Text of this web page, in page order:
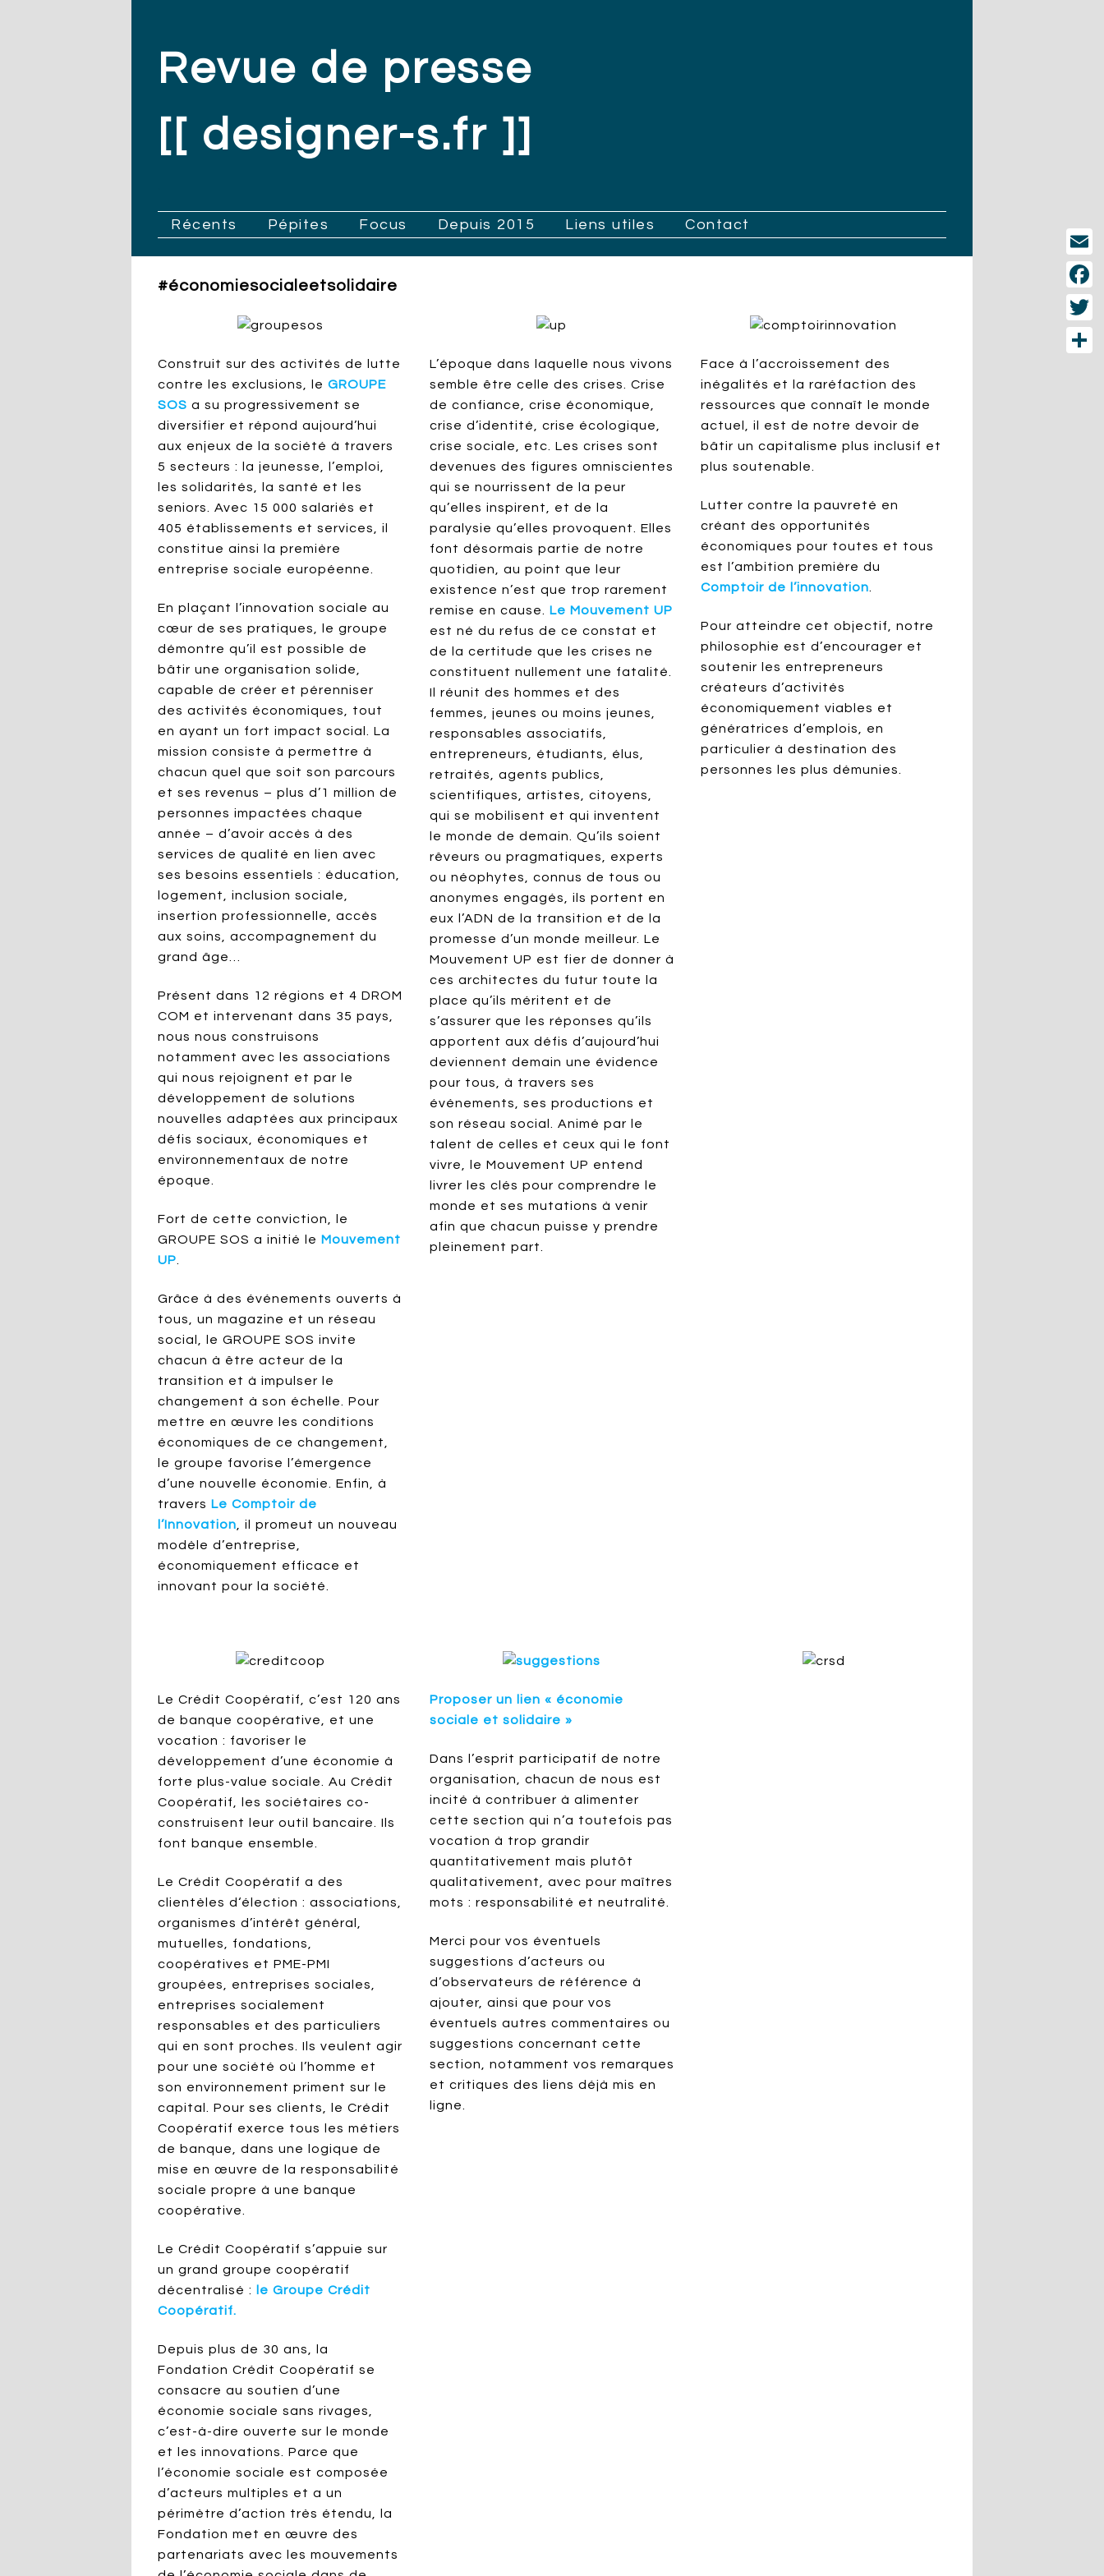
Revue de presse
[[ designer-s.fr ]]
Récents Pépites Focus Depuis 2015 Liens utiles Contact
#économiesocialeetsolidaire
Construit sur des activités de lutte
contre les exclusions, le GROUPE
SOS a su progressivement se
diversifier et répond aujourd’hui
aux enjeux de la société à travers
5 secteurs : la jeunesse, l’emploi,
les solidarités, la santé et les
seniors. Avec 15 000 salariés et
405 établissements et services, il
constitue ainsi la première
entreprise sociale européenne.
En plaçant l’innovation sociale au
cœur de ses pratiques, le groupe
démontre qu’il est possible de
bâtir une organisation solide,
capable de créer et pérenniser
des activités économiques, tout
en ayant un fort impact social. La
mission consiste à permettre à
chacun quel que soit son parcours
et ses revenus – plus d’1 million de
personnes impactées chaque
année – d’avoir accès à des
services de qualité en lien avec
ses besoins essentiels : éducation,
logement, inclusion sociale,
insertion professionnelle, accès
aux soins, accompagnement du
grand âge…
Présent dans 12 régions et 4 DROM
COM et intervenant dans 35 pays,
nous nous construisons
notamment avec les associations
qui nous rejoignent et par le
développement de solutions
nouvelles adaptées aux principaux
défis sociaux, économiques et
environnementaux de notre
époque.
Fort de cette conviction, le
GROUPE SOS a initié le Mouvement
UP
Grâce à des événements ouverts à
tous, un magazine et un réseau
social, le GROUPE SOS invite
chacun à être acteur de la
transition et à impulser le
changement à son échelle. Pour
mettre en œuvre les conditions
économiques de ce changement,
le groupe favorise l’émergence
d’une nouvelle économie. Enfin, à
travers Le Comptoir de
l’Innovation , il promeut un nouveau
modèle d’entreprise,
économiquement efficace et
innovant pour la société.
L’époque dans laquelle nous vivons
semble être celle des crises. Crise
de confiance, crise économique,
crise d’identité, crise écologique,
crise sociale, etc. Les crises sont
devenues des figures omniscientes
qui se nourrissent de la peur
qu’elles inspirent, et de la
paralysie qu’elles provoquent. Elles
font désormais partie de notre
quotidien, au point que leur
existence n’est que trop rarement
remise en cause. Le Mouvement UP
est né du refus de ce constat et
de la certitude que les crises ne
constituent nullement une fatalité.
Il réunit des hommes et des
femmes, jeunes ou moins jeunes,
responsables associatifs,
entrepreneurs, étudiants, élus,
retraités, agents publics,
scientifiques, artistes, citoyens,
qui se mobilisent et qui inventent
le monde de demain. Qu’ils soient
rêveurs ou pragmatiques, experts
ou néophytes, connus de tous ou
anonymes engagés, ils portent en
eux l’ADN de la transition et de la
promesse d’un monde meilleur. Le
Mouvement UP est fier de donner à
ces architectes du futur toute la
place qu’ils méritent et de
s’assurer que les réponses qu’ils
apportent aux défis d’aujourd’hui
deviennent demain une évidence
pour tous, à travers ses
événements, ses productions et
son réseau social. Animé par le
talent de celles et ceux qui le font
vivre, le Mouvement UP entend
livrer les clés pour comprendre le
monde et ses mutations à venir
afin que chacun puisse y prendre
pleinement part.
Face à l’accroissement des
inégalités et la raréfaction des
ressources que connaît le monde
actuel, il est de notre devoir de
bâtir un capitalisme plus inclusif et
plus soutenable.
Lutter contre la pauvreté en
créant des opportunités
économiques pour toutes et tous
est l’ambition première du
Comptoir de l’innovation
Pour atteindre cet objectif, notre
philosophie est d’encourager et
soutenir les entrepreneurs
créateurs d’activités
économiquement viables et
génératrices d’emplois, en
particulier à destination des
personnes les plus démunies.
Le Crédit Coopératif, c’est 120 ans
de banque coopérative, et une
vocation : favoriser le
développement d’une économie à
forte plus-value sociale. Au Crédit
Coopératif, les sociétaires co-
construisent leur outil bancaire. Ils
font banque ensemble.
Le Crédit Coopératif a des
clientèles d‘élection : associations,
organismes d’intérêt général,
mutuelles, fondations,
coopératives et PME-PMI
groupées, entreprises sociales,
entreprises socialement
responsables et des particuliers
qui en sont proches. Ils veulent agir
pour une société où l’homme et
son environnement priment sur le
capital. Pour ses clients, le Crédit
Coopératif exerce tous les métiers
de banque, dans une logique de
mise en œuvre de la responsabilité
sociale propre à une banque
coopérative.
Le Crédit Coopératif s’appuie sur
un grand groupe coopératif
décentralisé :
le Groupe Crédit
Coopératif.
Depuis plus de 30 ans, la
Fondation Crédit Coopératif se
consacre au soutien d’une
économie sociale sans rivages,
c’est-à-dire ouverte sur le monde
et les innovations. Parce que
l’économie sociale est composée
d’acteurs multiples et a un
périmètre d’action très étendu, la
Fondation met en œuvre des
partenariats avec les mouvements
Proposer un lien « économie
sociale et solidaire »
Dans l’esprit participatif de notre
organisation, chacun de nous est
incité à contribuer à alimenter
cette section qui n’a toutefois pas
vocation à trop grandir
quantitativement mais plutôt
qualitativement, avec pour maîtres
mots : responsabilité et neutralité.
Merci pour vos éventuels
suggestions d’acteurs ou
d’observateurs de référence à
ajouter, ainsi que pour vos
éventuels autres commentaires ou
suggestions concernant cette
section, notamment vos remarques
et critiques des liens déjà mis en
ligne.
Email